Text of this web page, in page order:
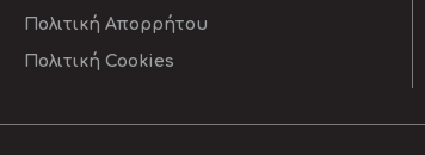
Πολιτική Απορρήτου
Πολιτική Cookies